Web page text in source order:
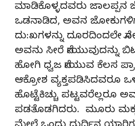
ಮಾಡಿಕೊಳ್ಳದವರು ಜಾಲಪ್ಪನ
ಒಡನಾಡಿದ, ಅವನ
ದು:ಖಗಳನ್ನು ದೂರದಿಂದಲೇ
ಅವನು ಸೀರೆ ನೇಯುವುದನ್ನು
ಹೋಗಿ ಧ್ವಜ ನೇಯುವ ಕೆಲಸ
ಆಕ್ರೋಶ ವ್ಯಕ್ತಪಡಿಸಿದವರೂ
ಹೊಟ್ಟೆಕಿಚ್ಚು ಪಟ್ಟವರೆಲ್ಲರೂ
ಪಡತೊಡಗಿದರು. ಮೂರು